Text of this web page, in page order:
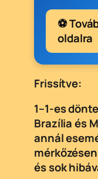
⚽
oldalra
Frissítve:
1–1-es
Brazília és
annál
és sok